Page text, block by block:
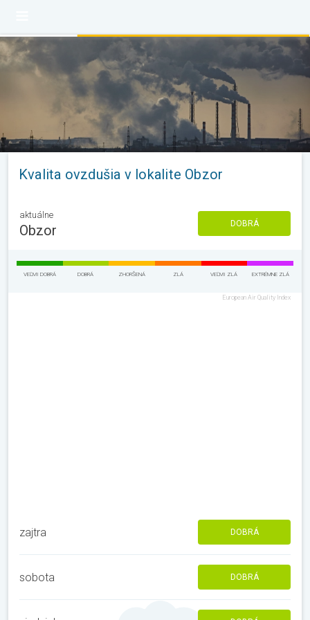
Kvalita ovzdušia v lokalite Obzor
aktuálne
Obzor DOBRÁ
VEĽMI DOBRÁ DOBRÁ ZHORŠENÁ ZLÁ VEĽMI ZLÁ EXTRÉMNE ZLÁ
European Air Quality Index
zajtra DOBRÁ
sobota DOBRÁ